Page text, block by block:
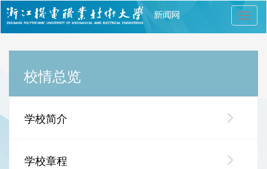
切
换
航
校情总览
学校简介
学校章程